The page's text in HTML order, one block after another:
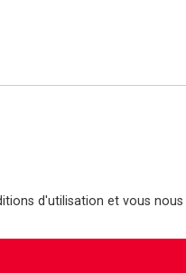
d'utilisation et vous